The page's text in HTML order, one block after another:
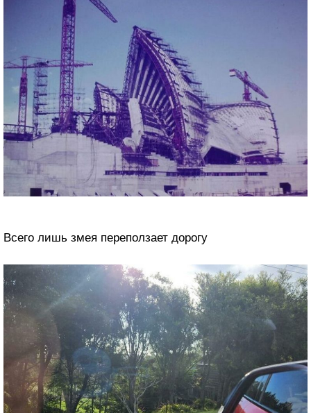
Всего лишь змея переползает дорогу